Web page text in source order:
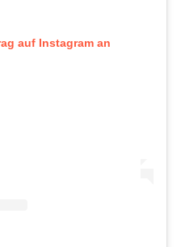
auf Instagram an